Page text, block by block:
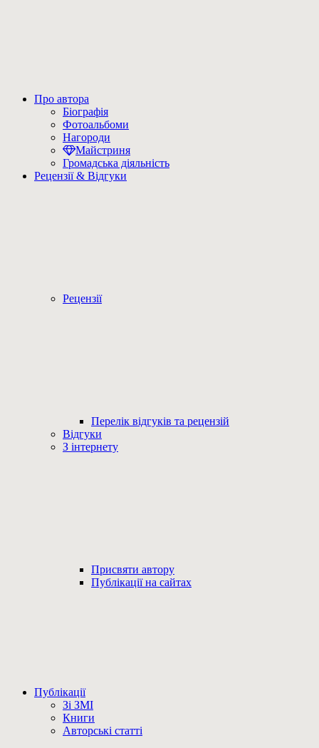
Про автора
Біографія
Фотоальбоми
Нагороди
Майстриня
Громадська діяльність
Рецензії & Відгуки
Рецензії
Перелік відгуків та рецензій
Відгуки
З інтернету
Присвяти автору
Публікації на сайтах
Публікації
Зі ЗМІ
Книги
Авторські статті